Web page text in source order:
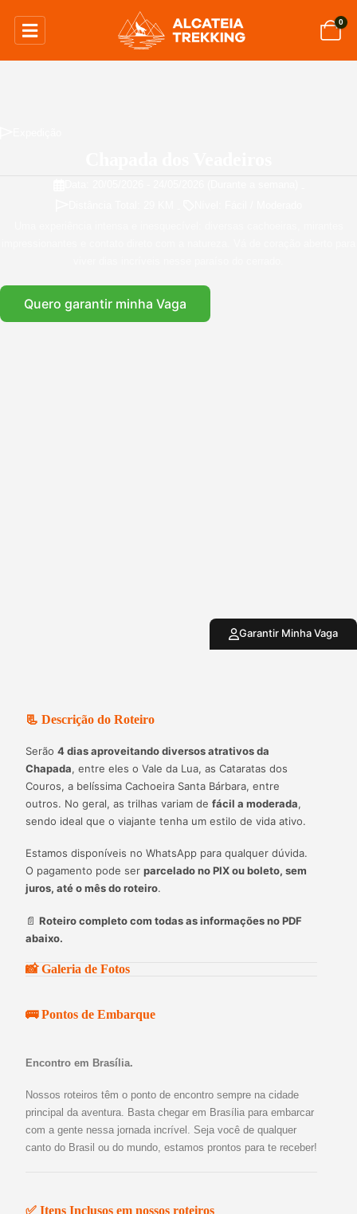
0
Quero garantir minha Vaga
📃 Descrição do Roteiro
Serão 4 dias aproveitando diversos atrativos da
Chapada, entre eles o Vale da Lua, as Cataratas dos
Couros, a belíssima Cachoeira Santa Bárbara, entre
outros. No geral, as trilhas variam de fácil a moderada,
sendo ideal que o viajante tenha um estilo de vida ativo.
Estamos disponíveis no WhatsApp para qualquer dúvida.
O pagamento pode ser parcelado no PIX ou boleto, sem
juros, até o mês do roteiro.
📄 Roteiro completo com todas as informações no PDF
abaixo.
📸 Galeria de Fotos
🚌 Pontos de Embarque
Encontro em Brasília.
Nossos roteiros têm o ponto de encontro sempre na cidade
principal da aventura. Basta chegar em Brasília para embarcar
com a gente nessa jornada incrível. Seja você de qualquer
canto do Brasil ou do mundo, estamos prontos para te receber!
✅ Itens Inclusos em nossos roteiros
Garantir Minha Vaga